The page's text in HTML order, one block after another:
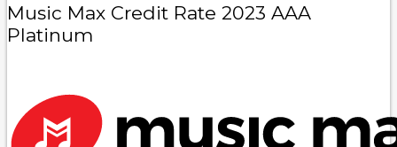
Music Max Credit Rate 2023 AAA
Platinum